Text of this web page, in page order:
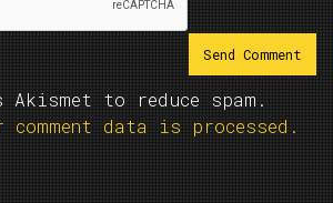
to reduce spam.
comment data is processed.